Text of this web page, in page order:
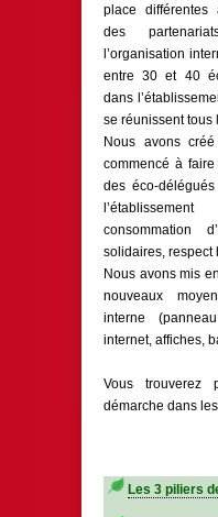
place différentes
des
l’organisation
entre 30 et 40
dans
se réunissent tous
Nous avons
commencé à
des éco-
consommation
solidaires, respect
Nous avons mis
nouveaux
interne
internet, affiches,
Vous
démarche dans
Les 3 piliers